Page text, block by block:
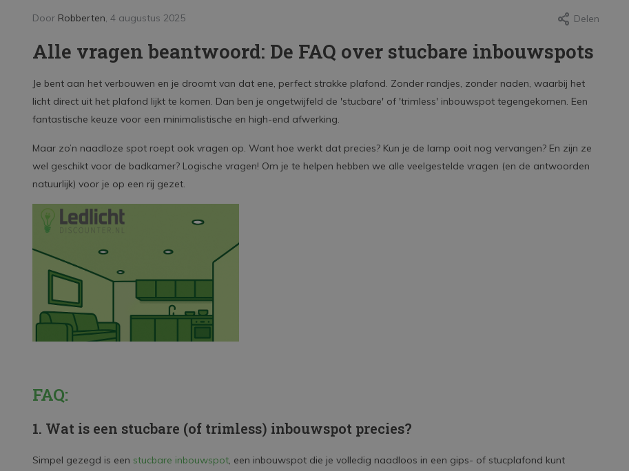
Door Robberten, 4 augustus 2025 Delen
Alle vragen beantwoord: De FAQ over stucbare inbouwspots
Je bent aan het verbouwen en je droomt van dat ene, perfect strakke plafond. Zonder randjes, zonder naden, waarbij het
licht direct uit het plafond lijkt te komen. Dan ben je ongetwijfeld de 'stucbare' of 'trimless' inbouwspot tegengekomen. Een
fantastische keuze voor een minimalistische en high-end afwerking.
Maar zo’n naadloze spot roept ook vragen op. Want hoe werkt dat precies? Kun je de lamp ooit nog vervangen? En zijn ze
wel geschikt voor de badkamer? Logische vragen! Om je te helpen hebben we alle veelgestelde vragen (en de antwoorden
natuurlijk) voor je op een rij gezet.
FAQ:
1. Wat is een stucbare (of trimless) inbouwspot precies?
Simpel gezegd is een stucbare inbouwspot, een inbouwspot die je volledig naadloos in een gips- of stucplafond kunt
Feestverlichting kiezen
voor buiten
Lees meer
Zaklampen voor de
vakantie: Waar let je
op?